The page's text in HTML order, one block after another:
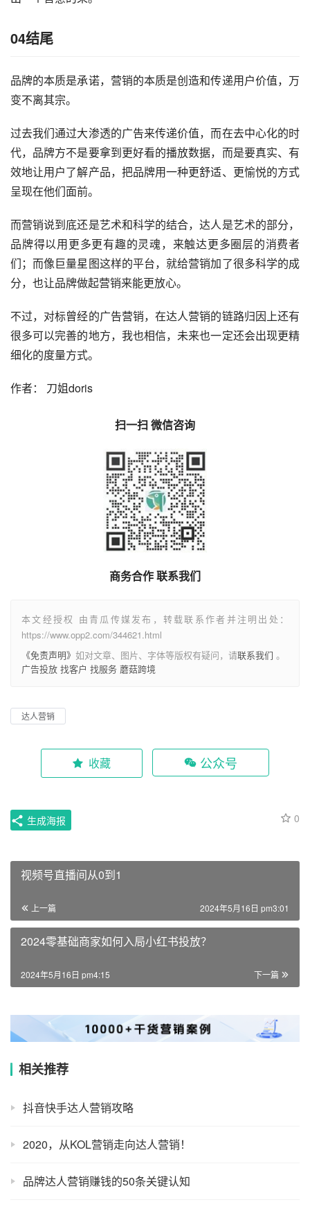
04结尾
品牌的本质是承诺，营销的本质是创造和传递用户价值，万
变不离其宗。
过去我们通过大渗透的广告来传递价值，而在去中心化的时
代，品牌方不是要拿到更好看的播放数据，而是要真实、有
效地让用户了解产品，把品牌用一种更舒适、更愉悦的方式
呈现在他们面前。
而营销说到底还是艺术和科学的结合，达人是艺术的部分，
品牌得以用更多更有趣的灵魂，来触达更多圈层的消费者
们；而像巨量星图这样的平台，就给营销加了很多科学的成
分，也让品牌做起营销来能更放心。
不过，对标曾经的广告营销，在达人营销的链路归因上还有
很多可以完善的地方，我也相信，未来也一定还会出现更精
细化的度量方式。
作者： 刀姐doris
扫一扫 微信咨询
商务合作 联系我们
本文经授权 由青瓜传媒发布，转载联系作者并注明出处：
https://www.opp2.com/344621.html
《免责声明》 如对文章、图片、字体等版权有疑问，请联系我们 。
广告投放 找客户 找服务 蘑菇跨境
达人营销
收藏 公众号
0
生成海报
视频号直播间从0到1
上一篇 2024年5月16日 pm3:01
2024零基础商家如何入局小红书投放？
下一篇
2024年5月16日 pm4:15
相关推荐
抖音快手达人营销攻略
2020，从KOL营销走向达人营销！
品牌达人营销赚钱的50条关键认知